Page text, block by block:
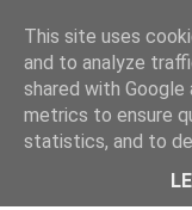
This site uses
and to analyze
shared with
metrics to ensure
statistics, and to